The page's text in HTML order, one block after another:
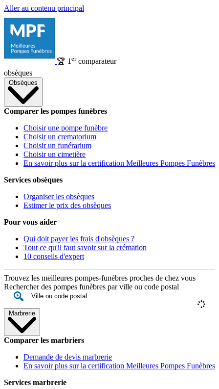
Aller au contenu principal
🏆 1 ercomparateur
obsèques
Obsèques
Comparer les pompes funèbres
Choisir une pompe funèbre
Choisir un crematorium
Choisir un funérarium
Choisir un cimetière
En savoir plus sur la certification Meilleures Pompes Funèbres
Services obsèques
Organiser les obsèques
Estimer le prix des obsèques
Pour vous aider
Qui doit payer les frais d'obsèques ?
Tout ce qu'il faut savoir sur la crémation
10 conseils d'expert
Trouvez les meilleures pompes-funèbres proches de chez vous
Rechercher des pompes funèbres par ville ou code postal
Marbrerie
Comparer les marbriers
Demande de devis marbrerie
En savoir plus sur la certification Meilleures Pompes Funèbres
Services marbrerie